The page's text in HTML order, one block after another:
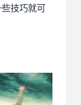
技巧就可